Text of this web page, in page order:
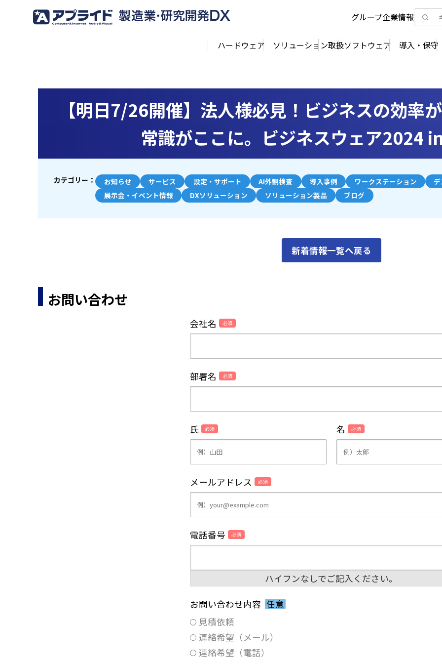
グループ企業情報
ハードウェア ソリューション取扱ソフトウェア 導入・保守
【明日7/26開催】法人様必見！ビジネスの効率
常識がここに。ビジネスウェア2024
カテゴリー： お知らせ サービス 設定・サポート AI外観検査 導入事例 ワークステーション
展示会・イベント情報
DXソリューション ソリューション製品 ブログ
新着情報一覧へ戻る
お問い合わせ
会社名 必須
部署名 必須
氏 必須 名 必須
メールアドレス 必須
電話番号 必須
ハイフンなしでご記入ください。
お問い合わせ内容 任意
見積依頼
連絡希望（メール）
連絡希望（電話）